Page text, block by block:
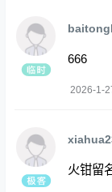
666
2026-1-
火钳留